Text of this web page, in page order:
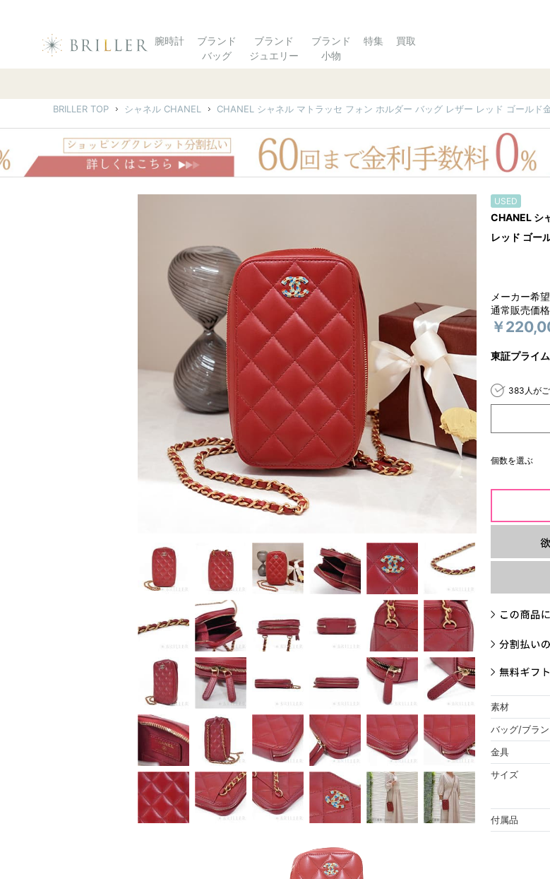
腕時計
ブランド
バッグ
ブランド
ジュエリー
ブランド
小物
特集 買取
BRILLER TOP シャネル CHANEL CHANEL シャネル マトラッセ フォン ホルダー バッグ レザー レッド ゴールド
USED
CHANEL シ
レッド ゴー
メーカー希
通常販売価格
￥
東証プライ
383人がご
個数を選ぶ
素材
バッグ/ブラ
金具
サイズ
付属品